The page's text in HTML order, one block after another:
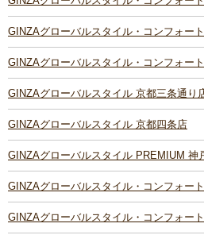
GINZAグローバルスタイル・コンフォー
GINZAグローバルスタイル・コンフォー
GINZAグローバルスタイル 京都三条通り
GINZAグローバルスタイル 京都四条店
GINZAグローバルスタイル PREMIUM 神
GINZAグローバルスタイル・コンフォー
GINZAグローバルスタイル・コンフォー